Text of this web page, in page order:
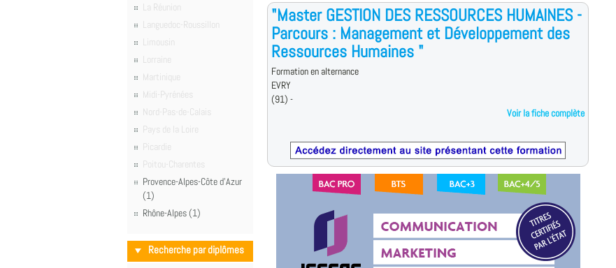
La Réunion
Languedoc-Roussillon
Limousin
Lorraine
Martinique
Midi-Pyrénées
Nord-Pas-de-Calais
Pays de la Loire
Picardie
Poitou-Charentes
Provence-Alpes-Côte d'Azur
(1)
Rhône-Alpes (1)
Recherche par diplômes
"Master GESTION DES RESSOURCES HUMAINES -
Parcours : Management et Développement des
Ressources Humaines "
Formation en alternance
EVRY
(91) -
Voir la fiche complète